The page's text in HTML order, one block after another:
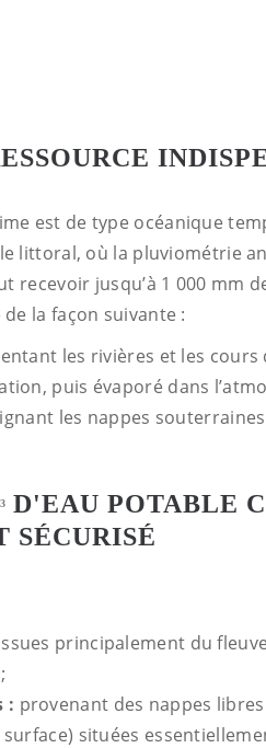
est de type océanique
littoral, où la pluviométrie
recevoir jusqu’à 1 000 mm
la façon suivante :
les rivières et les cours
puis évaporé dans
les nappes
3
D'EAU POTABLE
SÉCURISÉ
principalement du
: provenant des nappes
situées